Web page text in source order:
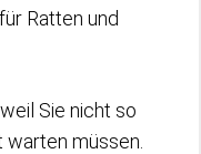
Ratten und
Sie nicht so
müssen.